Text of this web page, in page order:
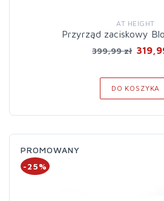
AT HEIGHT
Przyrząd zaciskowy
399,99 zł
DO KOSZYKA
PROMOWANY
-25%